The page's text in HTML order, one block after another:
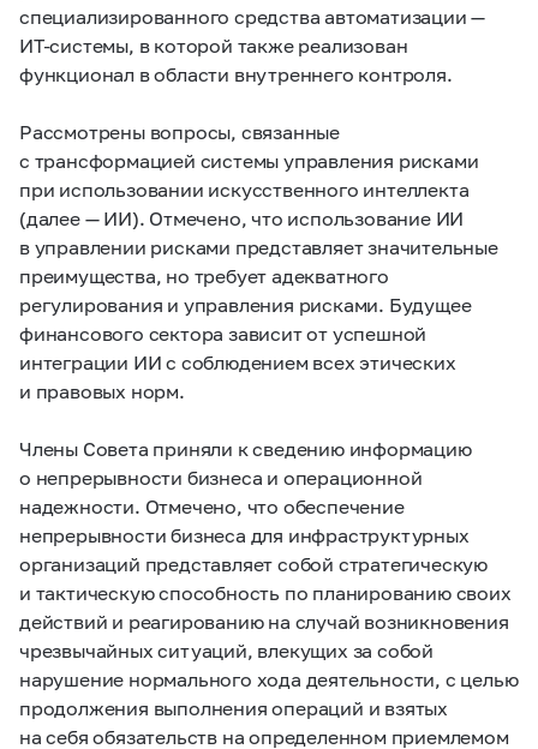
специализированного средства автоматизации —
ИТ-системы, в которой также реализован
функционал в области внутреннего контроля.
Рассмотрены вопросы, связанные
с трансформацией системы управления рисками
при использовании искусственного интеллекта
(далее — ИИ). Отмечено, что использование ИИ
в управлении рисками представляет значительные
преимущества, но требует адекватного
регулирования и управления рисками. Будущее
финансового сектора зависит от успешной
интеграции ИИ с соблюдением всех этических
и правовых норм.
Члены Совета приняли к сведению информацию
о непрерывности бизнеса и операционной
надежности. Отмечено, что обеспечение
непрерывности бизнеса для инфраструктурных
организаций представляет собой стратегическую
и тактическую способность по планированию своих
действий и реагированию на случай возникновения
чрезвычайных ситуаций, влекущих за собой
нарушение нормального хода деятельности, с целью
продолжения выполнения операций и взятых
на себя обязательств на определенном приемлемом